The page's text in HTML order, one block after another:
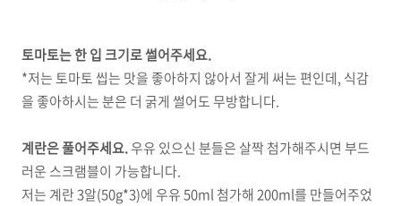
토마토는 한 입 크기로 썰어주세요.
*저는 토마토 씹는 맛을 좋아하지 않아서 잘게 써는 편인데, 식감
을 좋아하시는 분은 더 굵게 썰어도 무방합니다.
계란은 풀어주세요.우유 있으신 분들은 살짝 첨가해주시면 부드
러운 스크램블이 가능합니다.
저는 계란 3알(50g*3)에 우유 50ml 첨가해 200ml를 만들어주었